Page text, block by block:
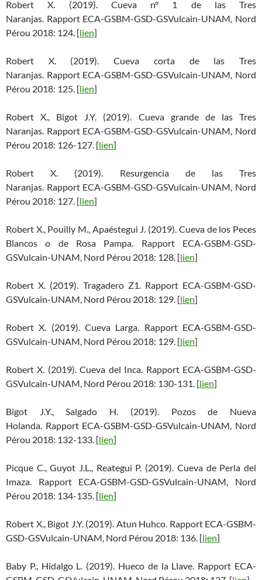
Robert X. (2019). Cueva n° 1 de las Tres
Naranjas. Rapport ECA-GSBM-GSD-GSVulcain-UNAM, Nord
Pérou 2018: 124. [lien]
Robert X. (2019). Cueva corta de las Tres
Naranjas. Rapport ECA-GSBM-GSD-GSVulcain-UNAM, Nord
Pérou 2018: 125. [lien]
Robert X., Bigot J.Y. (2019). Cueva grande de las Tres
Naranjas. Rapport ECA-GSBM-GSD-GSVulcain-UNAM, Nord
Pérou 2018: 126-127. [lien]
Robert X. (2019). Resurgencia de las Tres
Naranjas. Rapport ECA-GSBM-GSD-GSVulcain-UNAM, Nord
Pérou 2018: 127. [lien]
Robert X., Pouilly M., Apaéstegui J. (2019). Cueva de los Peces
Blancos o de Rosa Pampa. Rapport ECA-GSBM-GSD-
GSVulcain-UNAM, Nord Pérou 2018: 128. [lien]
Robert X. (2019). Tragadero Z1. Rapport ECA-GSBM-GSD-
GSVulcain-UNAM, Nord Pérou 2018: 129. [lien]
Robert X. (2019). Cueva Larga. Rapport ECA-GSBM-GSD-
GSVulcain-UNAM, Nord Pérou 2018: 129. [lien]
Robert X. (2019). Cueva del Inca. Rapport ECA-GSBM-GSD-
GSVulcain-UNAM, Nord Pérou 2018: 130-131. [lien]
Bigot J.Y., Salgado H. (2019). Pozos de Nueva
Holanda. Rapport ECA-GSBM-GSD-GSVulcain-UNAM, Nord
Pérou 2018: 132-133. [lien]
Picque C., Guyot J.L., Reategui P. (2019). Cueva de Perla del
Imaza. Rapport ECA-GSBM-GSD-GSVulcain-UNAM, Nord
Pérou 2018: 134-135. [lien]
Robert X., Bigot J.Y. (2019). Atun Huhco. Rapport ECA-GSBM-
GSD-GSVulcain-UNAM, Nord Pérou 2018: 136. [lien]
Baby P., Hidalgo L. (2019). Hueco de la Llave. Rapport ECA-